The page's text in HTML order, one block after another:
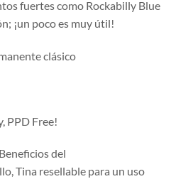
fuertes como Rockabilly Blue
¡un poco es muy útil!
clásico
PPD Free!
del
Tina resellable para un uso